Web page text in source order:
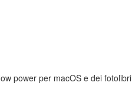
power per macOS e dei